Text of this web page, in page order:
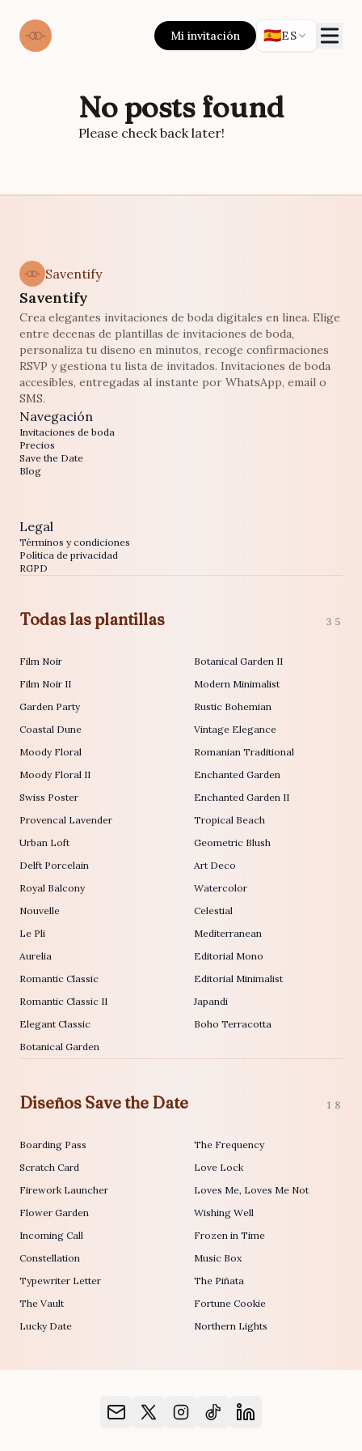
Mi invitación 🇪🇸ES
No posts found
Please check back later!
Saventify
Saventify
Crea elegantes invitaciones de boda digitales en linea. Elige
entre decenas de plantillas de invitaciones de boda,
personaliza tu diseno en minutos, recoge confirmaciones
RSVP y gestiona tu lista de invitados. Invitaciones de boda
accesibles, entregadas al instante por WhatsApp, email o
SMS.
Navegación
Invitaciones de boda
Precios
Save the Date
Blog
Legal
Términos y condiciones
Política de privacidad
RGPD
Todas las plantillas 35
Film Noir
Film Noir II
Garden Party
Coastal Dune
Moody Floral
Moody Floral II
Swiss Poster
Provencal Lavender
Urban Loft
Delft Porcelain
Royal Balcony
Nouvelle
Le Pli
Aurelia
Romantic Classic
Romantic Classic II
Elegant Classic
Botanical Garden
Botanical Garden II
Modern Minimalist
Rustic Bohemian
Vintage Elegance
Romanian Traditional
Enchanted Garden
Enchanted Garden II
Tropical Beach
Geometric Blush
Art Deco
Watercolor
Celestial
Mediterranean
Editorial Mono
Editorial Minimalist
Japandi
Boho Terracotta
Diseños Save the Date 18
Boarding Pass
Scratch Card
Firework Launcher
Flower Garden
Incoming Call
Constellation
Typewriter Letter
The Vault
Lucky Date
The Frequency
Love Lock
Loves Me, Loves Me Not
Wishing Well
Frozen in Time
Music Box
The Piñata
Fortune Cookie
Northern Lights